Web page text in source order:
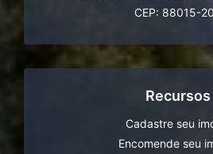
CEP: 88015-
Recursos
Cadastre seu
Encomende seu